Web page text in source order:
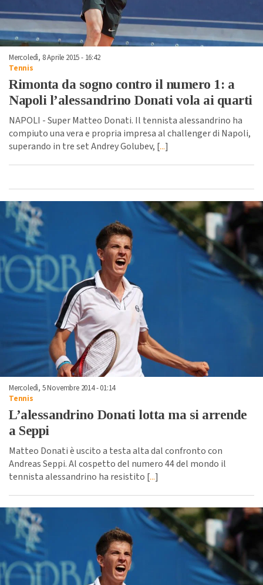
Mercoledì, 8 Aprile 2015 - 16:42
Tennis
Rimonta da sogno contro il numero 1: a
Napoli l’alessandrino Donati vola ai quarti
NAPOLI - Super Matteo Donati. Il tennista alessandrino ha
compiuto una vera e propria impresa al challenger di Napoli,
superando in tre set Andrey Golubev, [...]
Mercoledì, 5 Novembre 2014 - 01:14
Tennis
L’alessandrino Donati lotta ma si arrende
a Seppi
Matteo Donati è uscito a testa alta dal confronto con
Andreas Seppi. Al cospetto del numero 44 del mondo il
tennista alessandrino ha resistito [...]